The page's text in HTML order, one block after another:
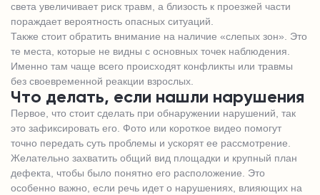
света увеличивает риск травм, а близость к проезжей части
пораждает вероятность опасных ситуаций.
Также стоит обратить внимание на наличие «слепых зон». Это
те места, которые не видны с основных точек наблюдения.
Именно там чаще всего происходят конфликты или травмы
без своевременной реакции взрослых.
Что делать, если нашли нарушения
Первое, что стоит сделать при обнаружении нарушений, так
это зафиксировать его. Фото или короткое видео помогут
точно передать суть проблемы и ускорят ее рассмотрение.
Желательно захватить общий вид площадки и крупный план
дефекта, чтобы было понятно его расположение. Это
особенно важно, если речь идет о нарушениях, влияющих на